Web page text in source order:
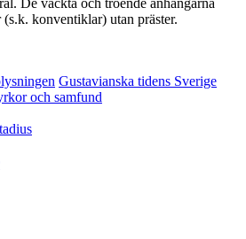
De väckta och troende anhängarna
konventiklar) utan präster.
Gustavianska tidens Sverige
och samfund